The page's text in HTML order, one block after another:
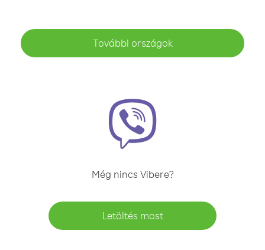
További országok
Még nincs Vibere?
Letöltés most